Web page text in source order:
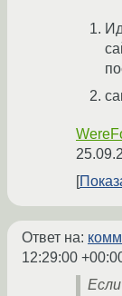
Ответ на:
12:29:00